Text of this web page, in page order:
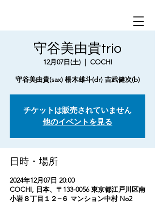
守谷美由貴trio
12月07日(土)
  |
COCHI
守谷美由貴(sax) 柵木雄斗(dr) 吉武健次(b)
チケットは販売されていません
他のイベントを見る
日時・場所
2024年12月07日 20:00
COCHI, 日本、〒133-0056 東京都江戸川区南
小岩８丁目１２−６ マンション中村 No2